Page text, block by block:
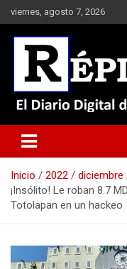
Saltar
al
contenido
viernes, agosto 7, 2026
Réplica
Inicio 2022 diciembre
¡Insólito! Le roban 8.7
Totolapan en un hackeo